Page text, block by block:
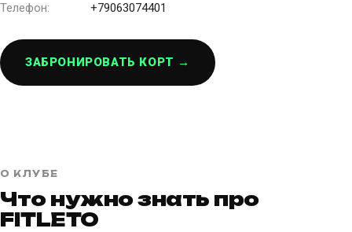
Телефон:
+79063074401
ЗАБРОНИРОВАТЬ КОРТ →
О КЛУБЕ
Что нужно знать про
FITLETO